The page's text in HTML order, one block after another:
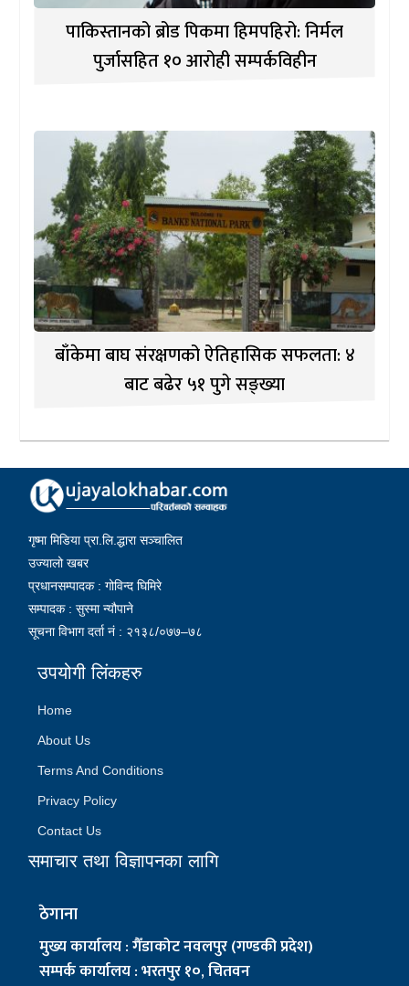
पाकिस्तानको ब्रोड पिकमा हिमपहिरो: निर्मल
पुर्जासहित १० आरोही सम्पर्कविहीन
बाँकेमा बाघ संरक्षणको ऐतिहासिक सफलता: ४
बाट बढेर ५१ पुगे सङ्ख्या
गृष्मा मिडिया प्रा.लि.द्धारा सञ्चालित
उज्यालो खबर
प्रधानसम्पादक : गोविन्द घिमिरे
सम्पादक : सुस्मा न्यौपाने
सूचना विभाग दर्ता नं : २१३८/०७७–७८
उपयोगी लिंकहरु
Home
About Us
Terms And Conditions
Privacy Policy
Contact Us
समाचार तथा विज्ञापनका लागि
ठेगाना
मुख्य कार्यालय : गैँडाकोट नवलपुर (गण्डकी प्रदेश)
सम्पर्क कार्यालय : भरतपुर १०, चितवन